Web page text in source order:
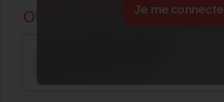
Je me connecte